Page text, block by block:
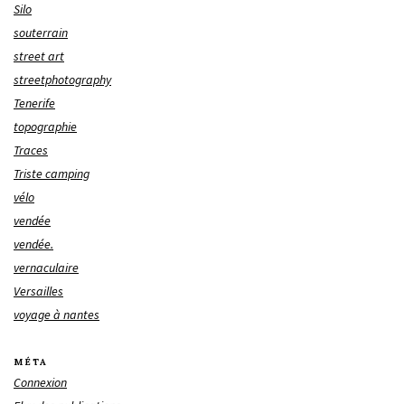
Silo
souterrain
street art
streetphotography
Tenerife
topographie
Traces
Triste camping
vélo
vendée
vendée.
vernaculaire
Versailles
voyage à nantes
MÉTA
Connexion